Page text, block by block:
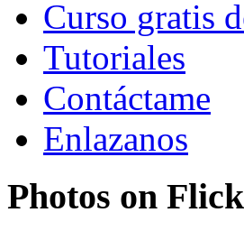
Curso gratis
Tutoriales
Contáctame
Enlazanos
Photos on Flick